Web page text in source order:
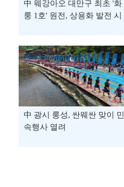
中 웨강아오 대만구 최초 '화
룽 1호' 원전, 상용화 발전 시
中 광시 룽성, 싼웨싼 맞이 민
속행사 열려